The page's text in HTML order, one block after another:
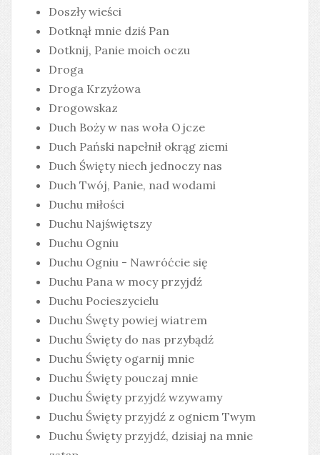
Doszły wieści
Dotknął mnie dziś Pan
Dotknij, Panie moich oczu
Droga
Droga Krzyżowa
Drogowskaz
Duch Boży w nas woła Ojcze
Duch Pański napełnił okrąg ziemi
Duch Święty niech jednoczy nas
Duch Twój, Panie, nad wodami
Duchu miłości
Duchu Najświętszy
Duchu Ogniu
Duchu Ogniu - Nawróćcie się
Duchu Pana w mocy przyjdź
Duchu Pocieszycielu
Duchu Śwęty powiej wiatrem
Duchu Święty do nas przybądź
Duchu Święty ogarnij mnie
Duchu Święty pouczaj mnie
Duchu Święty przyjdź wzywamy
Duchu Święty przyjdź z ogniem Twym
Duchu Święty przyjdź, dzisiaj na mnie